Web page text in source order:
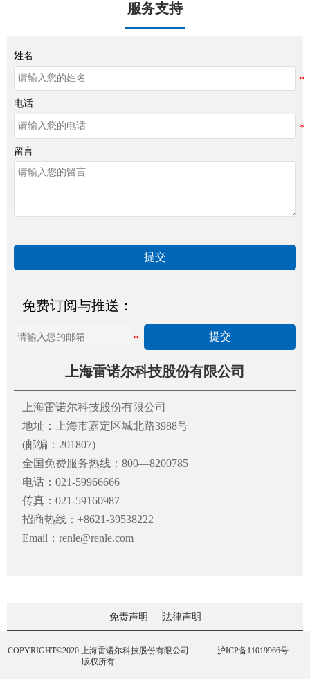
服务支持
姓名
电话
留言
提交
免费订阅与推送：
提交
上海雷诺尔科技股份有限公司
上海雷诺尔科技股份有限公司
地址：上海市嘉定区城北路3988号
(邮编：201807)
全国免费服务热线：800—8200785
电话：021-59966666
传真：021-59160987
招商热线：+8621-39538222
Email：renle@renle.com
免责声明 法律声明
COPYRIGHT©2020 上海雷诺尔科技股份有限公司
版权所有
沪ICP备11019966号